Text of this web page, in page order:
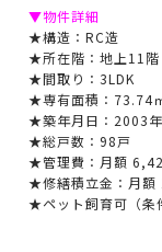
▼物件詳細
★構造：RC造
★所在階：地上11
★間取り：3LDK
★専有面積：73.74
★築年月日：2003
★総戸数：98戸
★管理費：月額
★修繕積立金：月
★ペット飼育可（条